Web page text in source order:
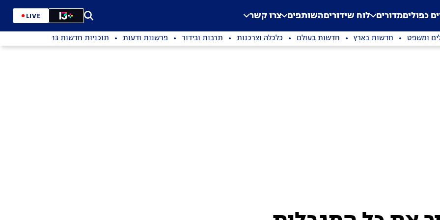
Application error: a
. כפוליםמדורים לוח שידוריםהשותפים צרו קשר LIVE
ומשפט חדשות בארץ חדשות בעולם כלכלה וצרכנות תרבות ובידור פרשנות ודעות תוכניות חדשות 13